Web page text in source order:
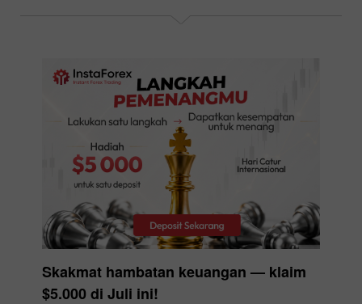
Skakmat hambatan keuangan — klaim
$5.000 di Juli ini!